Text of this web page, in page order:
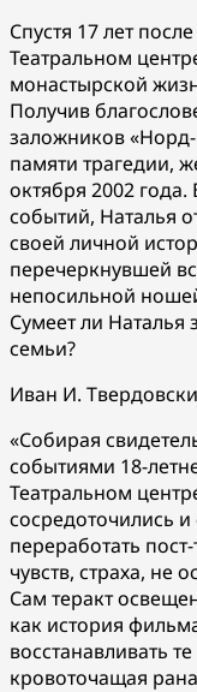
Спустя 17 лет
Театральном
монастырской
Получив
заложников
памяти трагедии,
октября 2002
событий, Наталья
своей личной
перечеркнувшей
непосильной
Сумеет ли Наталья
семьи?
Иван И.
«Собирая
событиями 18-
Театральном
сосредоточились
переработать
чувств, страха, не
Сам теракт
как история
восстанавливать
кровоточащая